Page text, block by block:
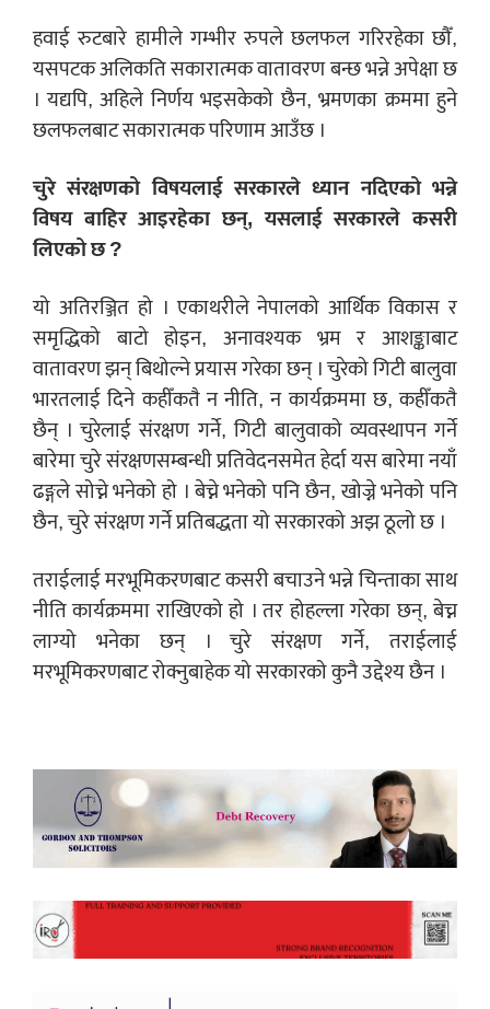
हवाई रुटबारे हामीले गम्भीर रुपले छलफल गरिरहेका छौँ,
यसपटक अलिकति सकारात्मक वातावरण बन्छ भन्ने अपेक्षा छ
। यद्यपि, अहिले निर्णय भइसकेको छैन, भ्रमणका क्रममा हुने
छलफलबाट सकारात्मक परिणाम आउँछ ।
चुरे संरक्षणको विषयलाई सरकारले ध्यान नदिएको भन्ने
विषय बाहिर आइरहेका छन्, यसलाई सरकारले कसरी
लिएको छ ?
यो अतिरञ्जित हो । एकाथरीले नेपालको आर्थिक विकास र
समृद्धिको बाटो होइन, अनावश्यक भ्रम र आशङ्काबाट
वातावरण झन् बिथोल्ने प्रयास गरेका छन् । चुरेको गिटी बालुवा
भारतलाई दिने कहीँकतै न नीति, न कार्यक्रममा छ, कहीँकतै
छैन् । चुरेलाई संरक्षण गर्ने, गिटी बालुवाको व्यवस्थापन गर्ने
बारेमा चुरे संरक्षणसम्बन्धी प्रतिवेदनसमेत हेर्दा यस बारेमा नयाँ
ढङ्गले सोच्ने भनेको हो । बेच्ने भनेको पनि छैन, खोज्ने भनेको पनि
छैन, चुरे संरक्षण गर्ने प्रतिबद्धता यो सरकारको अझ ठूलो छ ।
तराईलाई मरभूमिकरणबाट कसरी बचाउने भन्ने चिन्ताका साथ
नीति कार्यक्रममा राखिएको हो । तर होहल्ला गरेका छन्, बेच्न
लाग्यो भनेका छन् । चुरे संरक्षण गर्ने, तराईलाई
मरभूमिकरणबाट रोक्नुबाहेक यो सरकारको कुनै उद्देश्य छैन ।